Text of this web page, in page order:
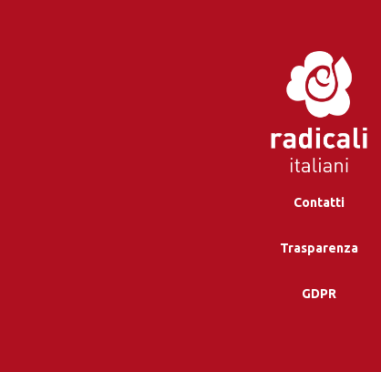
Contatti
Trasparenza
GDPR